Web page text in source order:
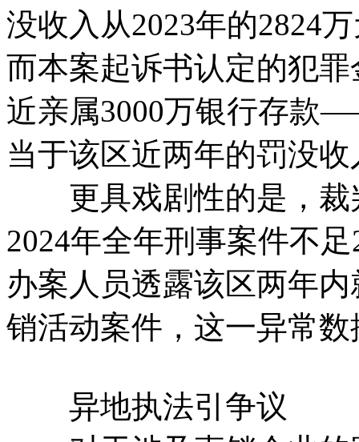
没收入从2023年的2824
而本案起诉书认定的犯
近亲属3000万银行存款
当于该区近两年的罚没收
更具戏剧性的是，裁
2024年全年刑事案件不
办案人员透露该区两年
销活动案件，这一异常
异地执法引争议